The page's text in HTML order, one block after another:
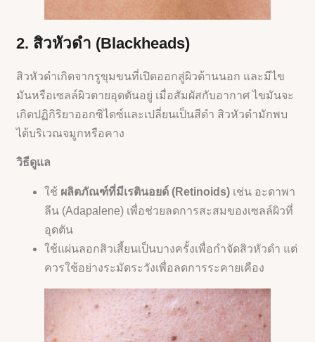
2. สิวหัวดำ (Blackheads)
สิวหัวดำเกิดจากรูขุมขนที่เปิดออกสู่ผิวด้านนอก และมีไข
มันหรือเซลล์ผิวตายอุดตันอยู่ เมื่อสัมผัสกับอากาศ ไขมันจะ
เกิดปฏิกิริยาออกซิไดซ์และเปลี่ยนเป็นสีดำ สิวหัวดำมักพบ
ได้บริเวณจมูกหรือคาง
วิธีดูแล
ใช้ ผลิตภัณฑ์ที่มีเรตินอยด์ (Retinoids) เช่น อะดาพา
ลีน (Adapalene) เพื่อช่วยลดการสะสมของเซลล์ผิวที่
อุดตัน
ใช้แผ่นลอกสิวเสี้ยนเป็นบางครั้งเพื่อกำจัดสิวหัวดำ แต่
ควรใช้อย่างระมัดระวังเพื่อลดการระคายเคือง